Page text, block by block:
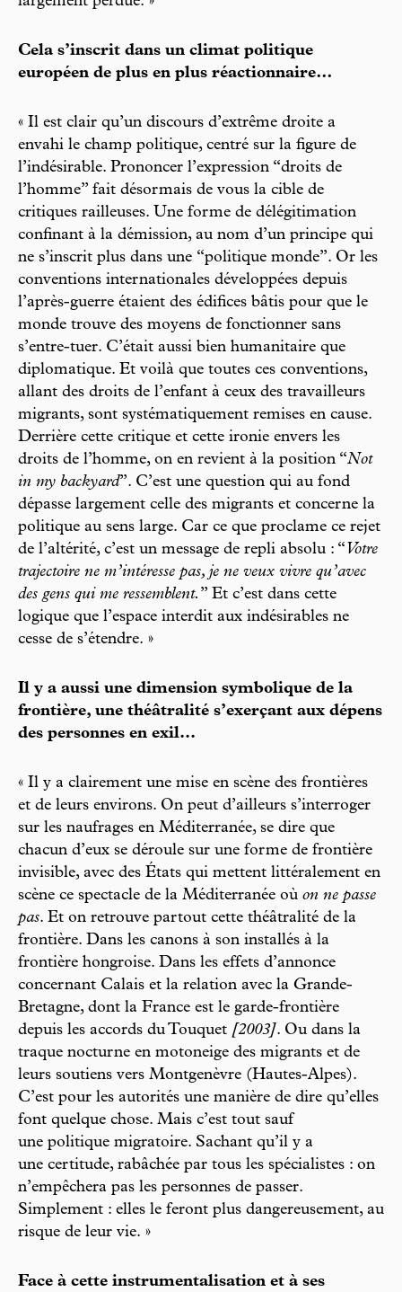
Cela s’inscrit dans un climat politique
européen de plus en plus réactionnaire…
« Il est clair qu’un discours d’extrême droite a
envahi le champ politique, centré sur la figure de
l’indésirable. Prononcer l’expression “droits de
l’homme” fait désormais de vous la cible de
critiques railleuses. Une forme de délégitimation
confinant à la démission, au nom d’un principe qui
ne s’inscrit plus dans une “politique monde”. Or les
conventions internationales développées depuis
l’après-guerre étaient des édifices bâtis pour que le
monde trouve des moyens de fonctionner sans
s’entre-tuer. C’était aussi bien humanitaire que
diplomatique. Et voilà que toutes ces conventions,
allant des droits de l’enfant à ceux des travailleurs
migrants, sont systématiquement remises en cause.
Derrière cette critique et cette ironie envers les
droits de l’homme, on en revient à la position “Not
in my backyard”. C’est une question qui au fond
dépasse largement celle des migrants et concerne la
politique au sens large. Car ce que proclame ce rejet
de l’altérité, c’est un message de repli absolu : “ Votre
trajectoire ne m’intéresse pas, je ne veux vivre qu’avec
des gens qui me ressemblent. ” Et c’est dans cette
logique que l’espace interdit aux indésirables ne
cesse de s’étendre. »
Il y a aussi une dimension symbolique de la
frontière, une théâtralité s’exerçant aux dépens
des personnes en exil...
« Il y a clairement une mise en scène des frontières
et de leurs environs. On peut d’ailleurs s’interroger
sur les naufrages en Méditerranée, se dire que
chacun d’eux se déroule sur une forme de frontière
invisible, avec des États qui mettent littéralement en
scène ce spectacle de la Méditerranée où on ne passe
pas. Et on retrouve partout cette théâtralité de la
frontière. Dans les canons à son installés à la
frontière hongroise. Dans les effets d’annonce
concernant Calais et la relation avec la Grande-
Bretagne, dont la France est le garde-frontière
depuis les accords du Touquet [2003]. Ou dans la
traque nocturne en motoneige des migrants et de
leurs soutiens vers Montgenèvre (Hautes-Alpes).
C’est pour les autorités une manière de dire qu’elles
font quelque chose. Mais c’est tout sauf
une politique migratoire. Sachant qu’il y a
une certitude, rabâchée par tous les spécialistes : on
n’empêchera pas les personnes de passer.
Simplement : elles le feront plus dangereusement, au
risque de leur vie. »
Face à cette instrumentalisation et à ses